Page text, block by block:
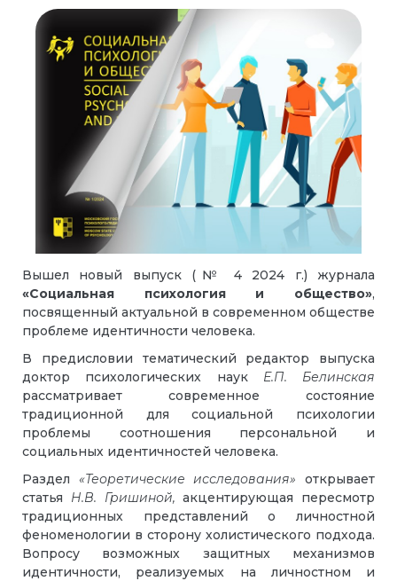
Вышел новый выпуск (№ 4 2024 г.) журнала
«Социальная психология и общество»,
посвященный актуальной в современном обществе
проблеме идентичности человека.
В предисловии тематический редактор выпуска
доктор психологических наук Е.П. Белинская
рассматривает современное состояние
традиционной для социальной психологии
проблемы соотношения персональной и
социальных идентичностей человека.
Раздел «Теоретические исследования» открывает
статья Н.В. Гришиной, акцентирующая пересмотр
традиционных представлений о личностной
феноменологии в сторону холистического подхода.
Вопросу возможных защитных механизмов
идентичности, реализуемых на личностном и